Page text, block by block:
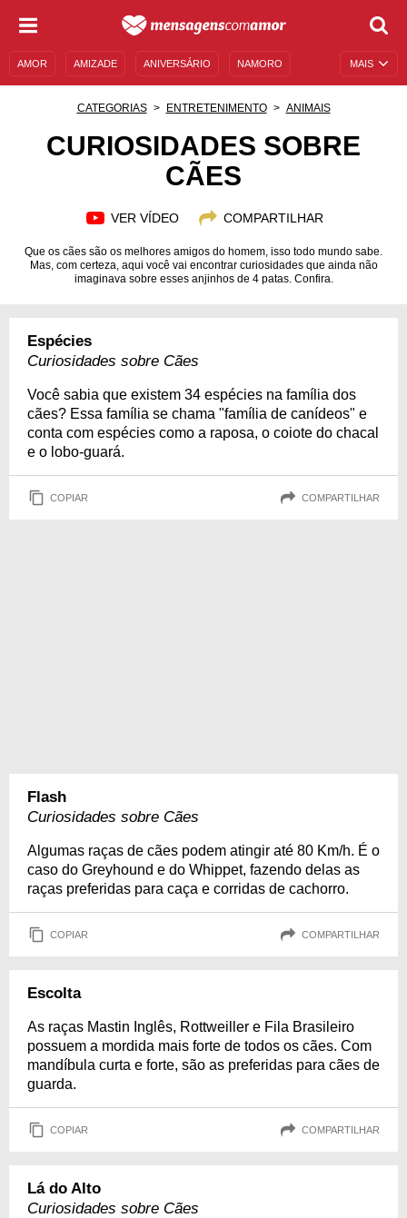
MAIS
AMOR AMIZADE ANIVERSÁRIO NAMORO
MENSAGENS DE ANIVERSÁRIO
CATEGORIAS ENTRETENIMENTO ANIMAIS
CURIOSIDADES SOBRE
CÃES
VER VÍDEO COMPARTILHAR
Que os cães são os melhores amigos do homem, isso todo mundo sabe.
Mas, com certeza, aqui você vai encontrar curiosidades que ainda não
imaginava sobre esses anjinhos de 4 patas. Confira.
Espécies
Curiosidades sobre Cães
Você sabia que existem 34 espécies na família dos
cães? Essa família se chama "família de canídeos" e
conta com espécies como a raposa, o coiote do chacal
e o lobo-guará.
COPIAR COMPARTILHAR
Flash
Curiosidades sobre Cães
Algumas raças de cães podem atingir até 80 Km/h. É o
caso do Greyhound e do Whippet, fazendo delas as
raças preferidas para caça e corridas de cachorro.
COPIAR COMPARTILHAR
Escolta
As raças Mastin Inglês, Rottweiller e Fila Brasileiro
possuem a mordida mais forte de todos os cães. Com
mandíbula curta e forte, são as preferidas para cães de
guarda.
COPIAR COMPARTILHAR
Lá do Alto
Curiosidades sobre Cães